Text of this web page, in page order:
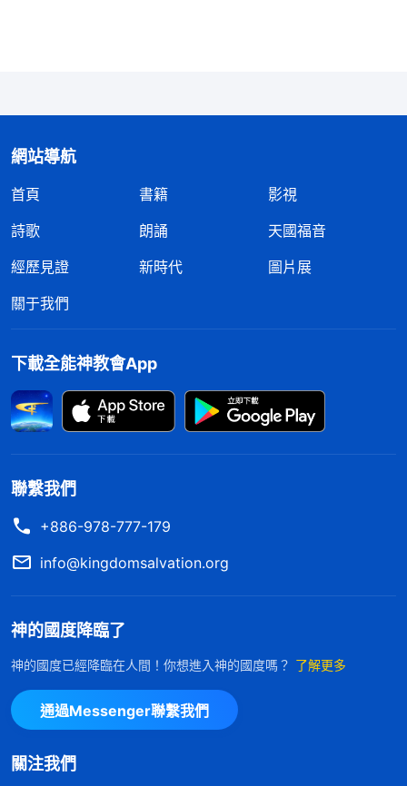
裏很受責備，我的表現不是跟假帶領一樣嗎？我懶
惰，體貼肉體，對工作不跟進、不監督，嚴重影響了
整體的工作果效和進度。之前我還憑想象以為工作作
眼瞎看不到問題。藉着反省，我還發現自己有一個錯
有些長進，就覺得大家盡本分都挺主動的，不用監
督。神的話早就揭示人都有惰性，并且敗壞性情都是
根深蒂固，在没有得着真理、性情没有變化之前，人
都會體貼肉體、貪享安逸，盡本分都會應付糊弄、偷
奸耍滑，有時還會隨從己意，不按原則實行，我自己
也不例外。如果没有神的審判刑罰，没有弟兄姊妹的
題。所以，必須得跟進、監督工作，及時發現、解决
工作中的問題、偏差，工作才能順利進展。可我不認
識人的敗壞本性，也不根據神的話看人看事，就憑着
自己的想象，不實際檢查、跟進工作，及時解决問
題，還想坐享其成，這就是假帶領不作實際工作的表
現。雖然我没有作明顯的惡，但因着我不負責任，影
些後，我就和弟兄姊妹敞開交通了自己的情形，也把
網站導航
首頁 書籍
影視
詩歌
朗誦
天國福音
經歷見證
新時代
圖片展
關于我們
下載全能神教會App
聯繫我們
+886-978-777-179
info@kingdomsalvation.org
神的國度降臨了
神的國度已經降臨在人間！你想進入神的國度嗎？ 了解更多
通過Messenger聯繫我們
關注我們